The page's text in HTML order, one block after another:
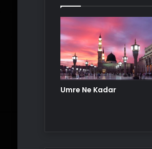
Umre Ne Kadar